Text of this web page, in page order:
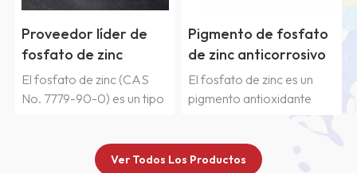
Pigmento de fosfato
de zinc anticorrosivo
El fosfato de zinc es un
pigmento antioxidante
y capas de base
Polvo de zinc con una
pureza del 99 %
El polvo de zinc posee una
fuerte propiedad
reductora, liberando
ácidos y álcalis. Nuestro
Ver Todos Los Productos